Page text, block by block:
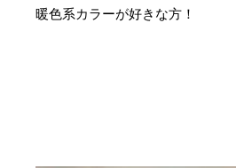
暖色系カラーが好きな方！